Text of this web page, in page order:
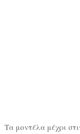
Τα μοντέλα μέχρι